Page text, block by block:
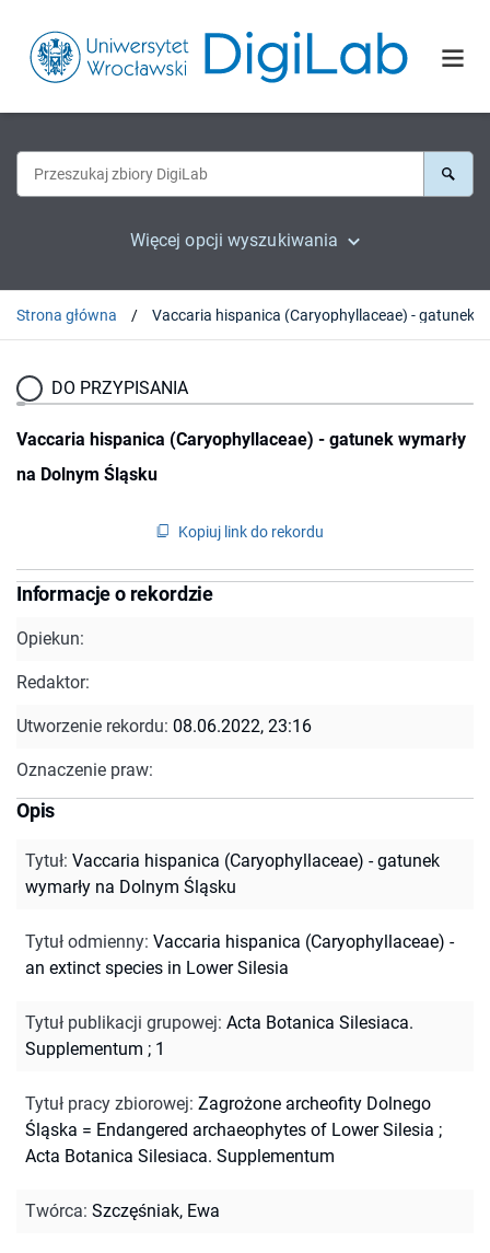
Więcej opcji wyszukiwania
Strona główna
DO PRZYPISANIA
Vaccaria hispanica (Caryophyllaceae) - gatunek wymarły
na Dolnym Śląsku
Kopiuj link do rekordu
Informacje o rekordzie
Opiekun:
Redaktor:
Utworzenie rekordu: 08.06.2022, 23:16
Oznaczenie praw:
Opis
Tytuł: Vaccaria hispanica (Caryophyllaceae) - gatunek
wymarły na Dolnym Śląsku
Tytuł odmienny: Vaccaria hispanica (Caryophyllaceae) -
an extinct species in Lower Silesia
Tytuł publikacji grupowej: Acta Botanica Silesiaca.
Supplementum ; 1
Tytuł pracy zbiorowej: Zagrożone archeofity Dolnego
Śląska = Endangered archaeophytes of Lower Silesia ;
Acta Botanica Silesiaca. Supplementum
Twórca: Szczęśniak, Ewa